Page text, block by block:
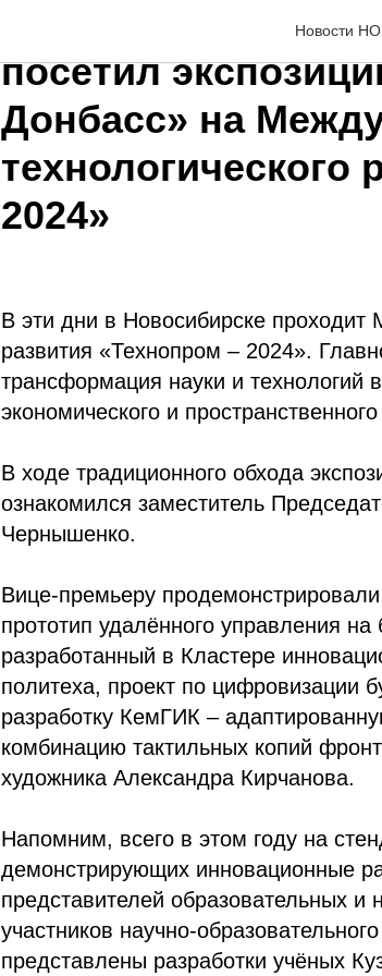
Новости
Вице-премьер
посетил
Донбасс» на
технологического
2024»
В эти дни в Новосибирске
развития «Технопром – 2024».
трансформация науки и технологий
экономического и
В ходе традиционного обхода
ознакомился заместитель
Чернышенко.
Вице-премьеру
прототип удалённого управления
разработанный в Кластере
политеха, проект по цифровизации
разработку КемГИК –
комбинацию тактильных копий
художника Александра Кирчанова.
Напомним, всего в этом году на
демонстрирующих инновационные
представителей образовательных и
участников научно-
представлены разработки учёных